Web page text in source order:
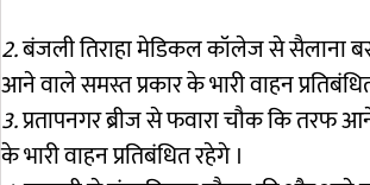
2.बंजली तिराहा मेडिकल कॉलेज से सैलाना
आने वाले समस्त प्रकार के भारी वाहन
3.प्रतापनगर ब्रीज से फवारा चौक कि तरफ
के भारी वाहन प्रतिबंधित रहेगे ।